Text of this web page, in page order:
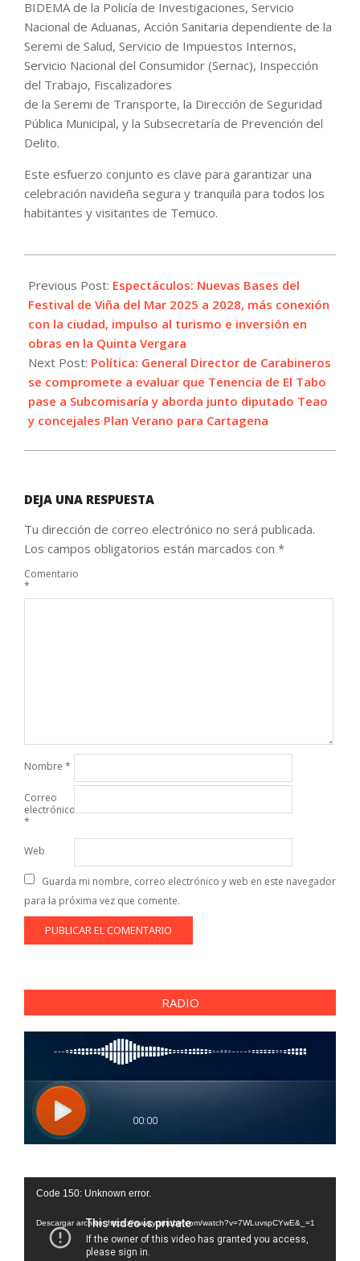
BIDEMA de la Policía de Investigaciones, Servicio
Nacional de Aduanas, Acción Sanitaria dependiente de la
Seremi de Salud, Servicio de Impuestos Internos,
Servicio Nacional del Consumidor (Sernac), Inspección
del Trabajo, Fiscalizadores
de la Seremi de Transporte, la Dirección de Seguridad
Pública Municipal, y la Subsecretaría de Prevención del
Delito.
Este esfuerzo conjunto es clave para garantizar una
celebración navideña segura y tranquila para todos los
habitantes y visitantes de Temuco.
12-
08
Previous Post: Espectáculos: Nuevas Bases del
Festival de Viña del Mar 2025 a 2028, más conexión
con la ciudad, impulso al turismo e inversión en
obras en la Quinta Vergara
Next Post: Política: General Director de Carabineros
se compromete a evaluar que Tenencia de El Tabo
pase a Subcomisaría y aborda junto diputado Teao
y concejales Plan Verano para Cartagena
DEJA UNA RESPUESTA
Tu dirección de correo electrónico no será publicada.
Los campos obligatorios están marcados con *
Comentario
*
Nombre *
Correo
electrónico
*
Web
Guarda mi nombre, correo electrónico y web en este navegador
para la próxima vez que comente.
RADIO
Reproductor
vídeo
Code 150: Unknown error.
Descargar archivo: https://www.youtube.com/watch?v=7WLuvspCYwE&_=1